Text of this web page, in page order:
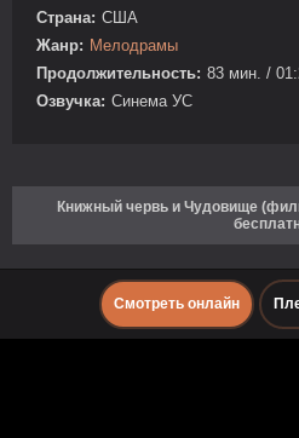
Страна: США
Жанр: Мелодрамы
Продолжительность: 83 мин. /
Озвучка: Синема УС
Книжный червь и Чудовище
Смотреть онлайн